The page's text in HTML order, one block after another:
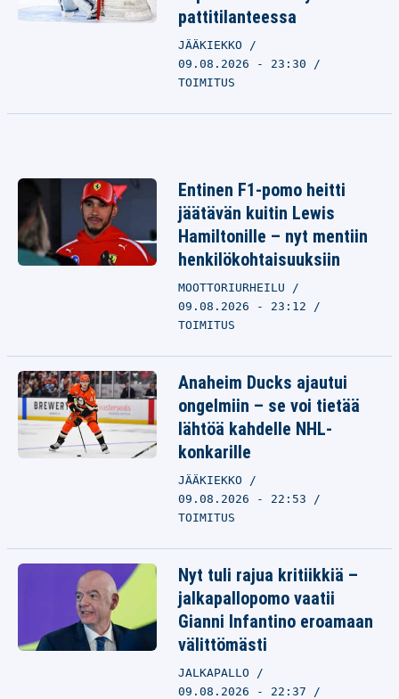
pattitilanteessa
JÄÄKIEKKO
09.08.2026 - 23:30
TOIMITUS
Entinen F1-pomo heitti
jäätävän kuitin Lewis
Hamiltonille – nyt mentiin
henkilökohtaisuuksiin
MOOTTORIURHEILU
09.08.2026 - 23:12
TOIMITUS
Anaheim Ducks ajautui
ongelmiin – se voi tietää
lähtöä kahdelle NHL-
konkarille
JÄÄKIEKKO
09.08.2026 - 22:53
TOIMITUS
Nyt tuli rajua kritiikkiä –
jalkapallopomo vaatii
Gianni Infantino eroamaan
välittömästi
JALKAPALLO
09.08.2026 - 22:37